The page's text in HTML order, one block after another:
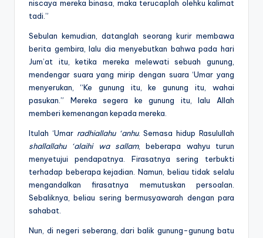
niscaya mereka binasa, maka terucaplah olehku kalimat
tadi.”
Sebulan kemudian, datanglah seorang kurir membawa
berita gembira, lalu dia menyebutkan bahwa pada hari
Jum’at itu, ketika mereka melewati sebuah gunung,
mendengar suara yang mirip dengan suara ‘Umar yang
menyerukan, “Ke gunung itu, ke gunung itu, wahai
pasukan.” Mereka segera ke gunung itu, lalu Allah
memberi kemenangan kepada mereka.
Itulah ‘Umar radhiallahu ‘anhu. Semasa hidup Rasulullah
shallallahu ‘alaihi wa sallam, beberapa wahyu turun
menyetujui pendapatnya. Firasatnya sering terbukti
terhadap beberapa kejadian. Namun, beliau tidak selalu
mengandalkan firasatnya memutuskan persoalan.
Sebaliknya, beliau sering bermusyawarah dengan para
sahabat.
Nun, di negeri seberang, dari balik gunung-gunung batu